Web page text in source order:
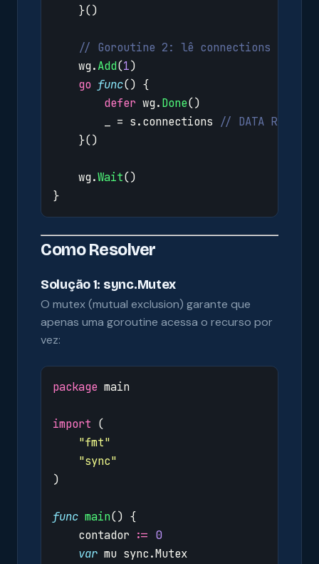
}()
// Goroutine 2: lê connections
wg.Add(1)
go func() {
defer wg.Done()
= s.connections
// DATA RACE
}()
wg.Wait()
}
Como Resolver
Solução 1: sync.Mutex
O mutex (mutual exclusion) garante que
apenas uma goroutine acessa o recurso por
vez:
package main
import (
"fmt"
"sync"
)
func main() {
contador := 0
var mu sync.Mutex